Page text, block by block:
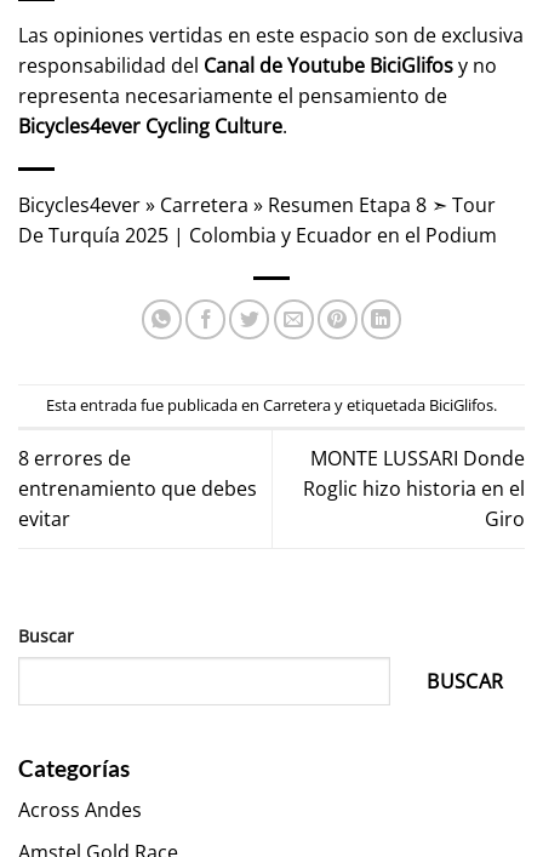
Las opiniones vertidas en este espacio son de exclusiva
responsabilidad del Canal de Youtube BiciGlifosy no
representa necesariamente el pensamiento de
Bicycles4ever Cycling Culture.
Bicycles4ever» Carretera » Resumen Etapa 8 ➣ Tour
De Turquía 2025 | Colombia y Ecuador en el Podium
Esta entrada fue publicada en Carreteray etiquetada BiciGlifos.
8 errores de
entrenamiento que debes
evitar
MONTE LUSSARI Donde
Roglic hizo historia en el
Giro
Buscar
BUSCAR
Categorías
Across Andes
Amstel Gold Race